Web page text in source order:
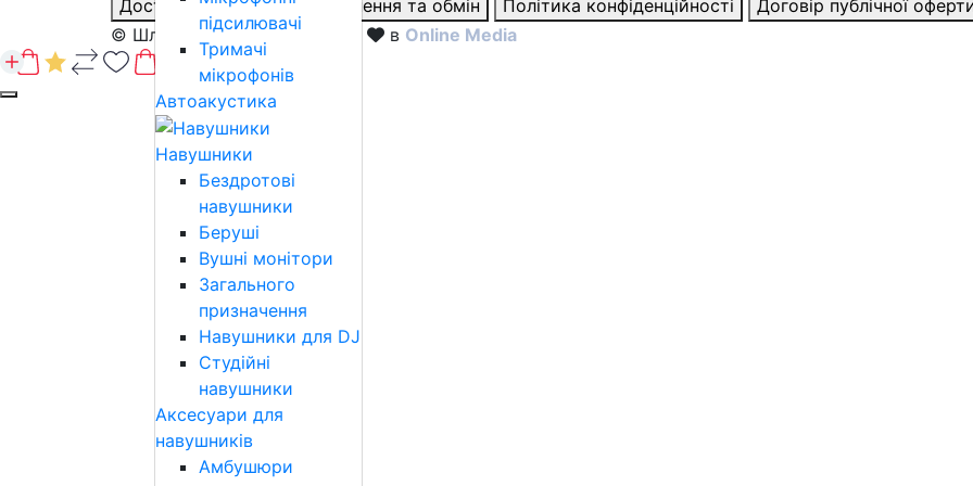
підсилювачі
Тримачі
мікрофонів
Автоакустика
Навушники
Бездротові
навушники
Беруші
Вушні монітори
Загального
призначення
Навушники для DJ
Студійні
навушники
Аксесуари для
навушників
Амбушюри
Доставка і оплата Повернення та обмін Політика конфіденційності
Договір публічної
© Шлягер 2026Розроблено з в Online Media